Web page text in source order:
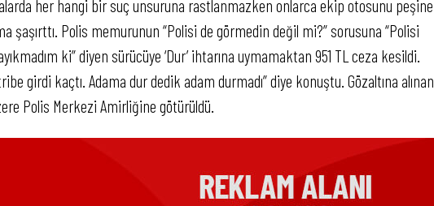
her hangi bir suç unsuruna rastlanmazken onlarca ekip otosunu peşine
Polis memurunun “Polisi de görmedin değil mi?” sorusuna “Polisi
ki” diyen sürücüye ‘Dur’ ihtarına uymamaktan 951 TL ceza kesildi.
girdi kaçtı. Adama dur dedik adam durmadı” diye konuştu. Gözaltına alınan
Polis Merkezi Amirliğine götürüldü.